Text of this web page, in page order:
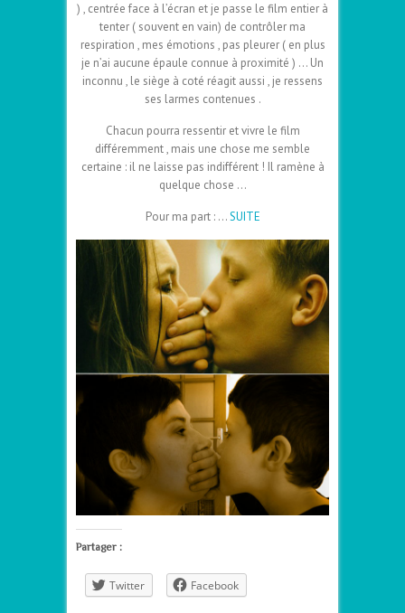
) , centrée face à l’écran et je passe le film entier à
tenter ( souvent en vain) de contrôler ma
respiration , mes émotions , pas pleurer ( en plus
je n’ai aucune épaule connue à proximité ) … Un
inconnu , le siège à coté réagit aussi , je ressens
ses larmes contenues .
Chacun pourra ressentir et vivre le film
différemment , mais une chose me semble
certaine : il ne laisse pas indifférent ! Il ramène à
quelque chose …
Pour ma part : …SUITE
Partager :
Twitter Facebook